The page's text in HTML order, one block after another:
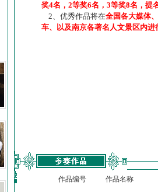
奖4名，2等奖6名，3等奖8名，提
2、优秀作品将在全国各大媒体
车、以及南京各著名人文景区内进
作品编号 作品名称